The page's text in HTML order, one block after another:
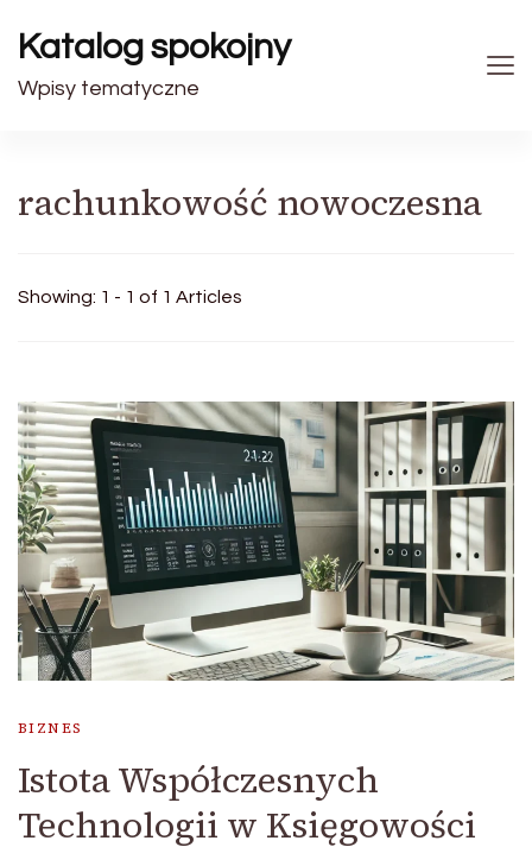
Katalog spokojny
Wpisy tematyczne
rachunkowość nowoczesna
Showing: 1 - 1 of 1 Articles
BIZNES
Istota Współczesnych
Technologii w Księgowości